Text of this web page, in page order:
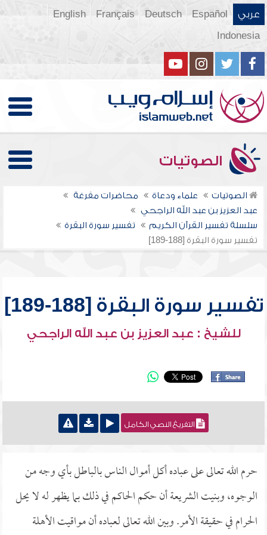
عربي Español
Deutsch
Français
English
Indonesia
الصوتيات
الصوتيات علماء ودعاة
محاضرات مفرغة
عبد العزيز بن عبد الله الراجحي
سلسلة تفسير القرآن الكريم
تفسير سورة البقرة
تفسير سورة البقرة [188-189]
تفسير سورة البقرة [188-189]
للشيخ : عبد العزيز بن عبد الله الراجحي
التفريغ النصي الكامل
حرم الله تعالى على عباده أكل أموال الناس بالباطل بأي وجه من
الوجوه، وبنيت الشريعة أن حكم الحاكم في ذلك بما يظهر له لا يحل
الحرام في حقيقة الأمر. وبين الله تعالى لعباده أن مواقيت الأهلة